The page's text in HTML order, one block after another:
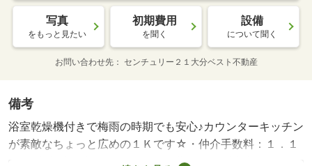
写真
をもっと見たい
初期費用
を聞く
設備
について聞く
お問い合わせ先 センチュリー２１大分ベスト不動産
備考
浴室乾燥機付きで梅雨の時期でも安心♪カウンターキッチン
が素敵なちょっと広めの１Ｋです☆・仲介手数料：１．１
ヶ月/室内清掃費用 46200円/町会費 600円/抗菌施工